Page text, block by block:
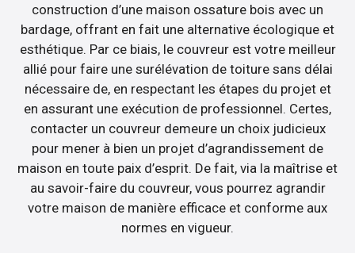
construction d’une maison ossature bois avec un
bardage, offrant en fait une alternative écologique et
esthétique. Par ce biais, le couvreur est votre meilleur
allié pour faire une surélévation de toiture sans délai
nécessaire de, en respectant les étapes du projet et
en assurant une exécution de professionnel. Certes,
contacter un couvreur demeure un choix judicieux
pour mener à bien un projet d’agrandissement de
maison en toute paix d’esprit. De fait, via la maîtrise et
au savoir-faire du couvreur, vous pourrez agrandir
votre maison de manière efficace et conforme aux
normes en vigueur.